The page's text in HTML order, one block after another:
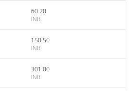
60.20
INR
150.50
INR
301.00
INR